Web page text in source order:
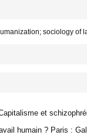
sociology of
et
humain ? Paris :